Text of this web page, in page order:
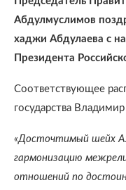
Абдулмуслимов
хаджи Абдулаева с
Президента
Соответствующее
государства
«Досточтимый шейх
гармонизацию
отношений по